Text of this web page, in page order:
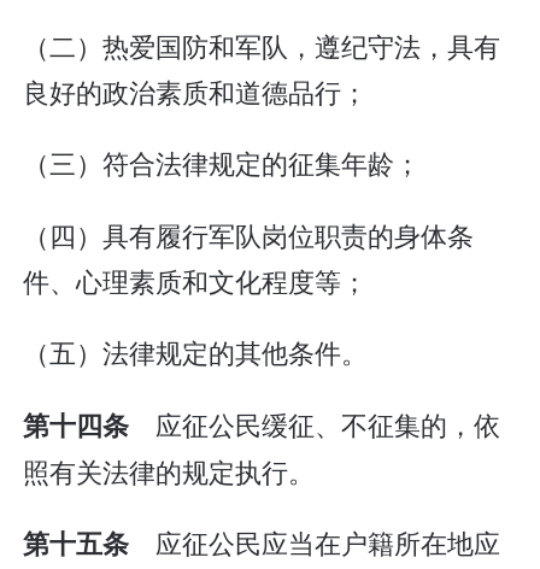
（二）热爱国防和军队，遵纪守法，具有
良好的政治素质和道德品行；
（三）符合法律规定的征集年龄；
（四）具有履行军队岗位职责的身体条
件、心理素质和文化程度等；
（五）法律规定的其他条件。
第十四条 应征公民缓征、不征集的，依
照有关法律的规定执行。
第十五条 应征公民应当在户籍所在地应